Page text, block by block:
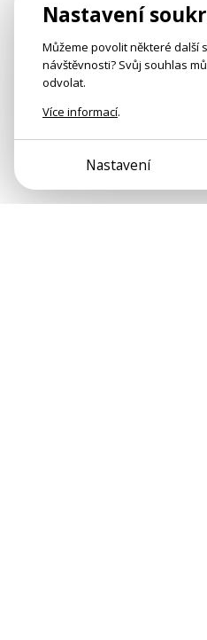
Nastavení
Můžeme povolit některé další
návštěvnosti? Svůj souhlas
odvolat.
Více informací.
Nastavení